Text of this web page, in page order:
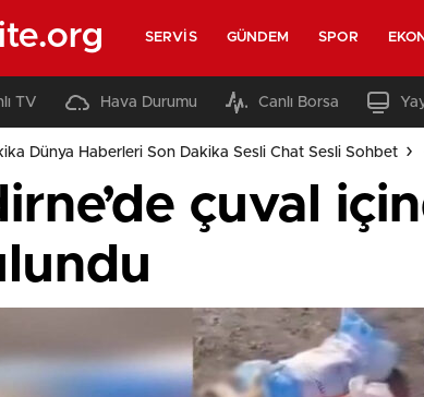
SERVIS GÜNDEM SPOR
TV Hava Durumu Canlı Borsa
Dünya Haberleri Son Dakika Sesli Chat Sesli Sohbet
çuval